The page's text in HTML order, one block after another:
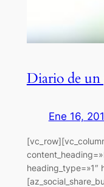
Diario de
Ene 16,